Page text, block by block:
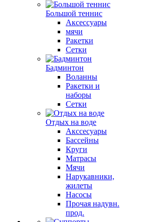
Большой теннис
Аксессуары
мячи
Ракетки
Сетки
Бадминтон
Воланны
Ракетки и
наборы
Сетки
Отдых на воде
Акссесуары
Бассейны
Круги
Матрасы
Мячи
Нарукавники,
жилеты
Насосы
Прочая надувн.
прод.